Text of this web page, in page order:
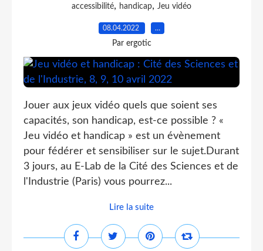
accessibilité, handicap, Jeu vidéo
08.04.2022 …
Par ergotic
Jouer aux jeux vidéo quels que soient ses
capacités, son handicap, est-ce possible ? «
Jeu vidéo et handicap » est un évènement
pour fédérer et sensibiliser sur le sujet.Durant
3 jours, au E-Lab de la Cité des Sciences et de
l'Industrie (Paris) vous pourrez...
Lire la suite